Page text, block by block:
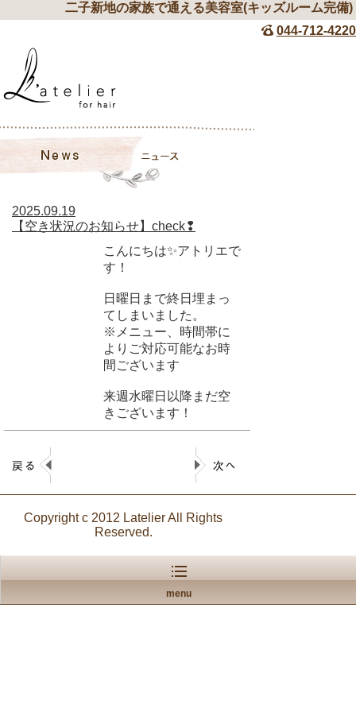
二子新地の家族で通える美容室(キッズルーム完備)
044-712-4220
2025.09.19
【空き状況のお知らせ】check❢
こんにちは✨アトリエで
す！
日曜日まで終日埋まっ
てしまいました。
※メニュー、時間帯に
よりご対応可能なお時
間ございます
来週水曜日以降まだ空
きございます！
Copyright c 2012 Latelier All Rights
Reserved.
menu